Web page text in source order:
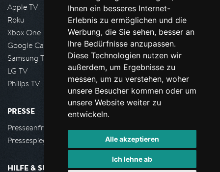
Ihnen ein besseres Internet-
Erlebnis zu ermöglichen und die
Werbung, die Sie sehen, besser an
Ihre Bedürfnisse anzupassen.
Diese Technologien nutzen wir
außerdem, um Ergebnisse zu
messen, um zu verstehen, woher
unsere Besucher kommen oder um
unsere Website weiter zu
entwickeln.
Alle akzeptieren
Ich lehne ab
Apple TV
Roku
Xbox One
Google Cast
Samsung TV
LG TV
Philips TV
PRESSE
Presseanfrage stellen
Pressespiegel
HILFE & SUPPORT